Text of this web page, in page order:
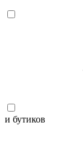
и бутиков